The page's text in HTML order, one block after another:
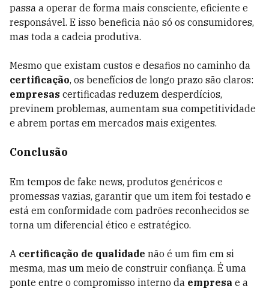
passa a operar de forma mais consciente, eficiente e
responsável. E isso beneficia não só os consumidores,
mas toda a cadeia produtiva.
Mesmo que existam custos e desafios no caminho da
certificação, os benefícios de longo prazo são claros:
empresas certificadas reduzem desperdícios,
previnem problemas, aumentam sua competitividade
e abrem portas em mercados mais exigentes.
Conclusão
Em tempos de fake news, produtos genéricos e
promessas vazias, garantir que um item foi testado e
está em conformidade com padrões reconhecidos se
torna um diferencial ético e estratégico.
A certificação de qualidade não é um fim em si
mesma, mas um meio de construir confiança. É uma
ponte entre o compromisso interno da empresa e a